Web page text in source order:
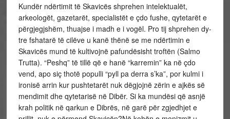
Kundër ndërtimit të Skavicës shprehen intelektualët,
arkeologët, gazetarët, specialistët e çdo fushe, qytetarët e
përgjegjshëm, thuajse i madh e i vogël. Pro tij shprehen dy-
tre fshatarë të cilëve u kanë thënë se me ndërtimin e
Skavicës mund të kultivojnë pafundësisht troftën (Salmo
Trutta). “Peshq” të tillë që e hanë “karremin” ka në çdo
vend, apo siç thotë populli “pyll pa derra s’ka”, por kulmi i
ironisë arrin kur pushtetarët nuk dëgjojnë zërin e ajkës së
mendimit dhe qytetarisë në Dibër. Si ka mundësi që asnjë
krah politik në qarkun e Dibrës, në garë për zgjedhjet e